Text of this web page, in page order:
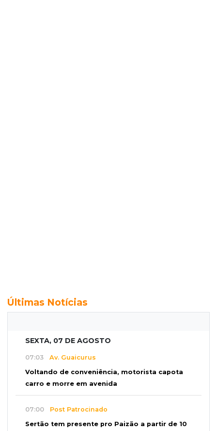
Últimas Notícias
SEXTA, 07 DE AGOSTO
07:03 Av. Guaicurus
Voltando de conveniência, motorista capota
carro e morre em avenida
07:00 Post Patrocinado
Sertão tem presente pro Paizão a partir de 10